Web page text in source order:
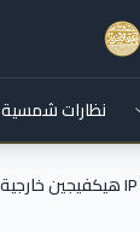
نظارات شمسية